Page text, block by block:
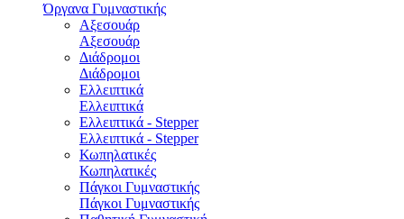
Όργανα Γυμναστικής
Αξεσουάρ
Αξεσουάρ
Διάδρομοι
Διάδρομοι
Ελλειπτικά
Ελλειπτικά
Ελλειπτικά - Stepper
Ελλειπτικά - Stepper
Κωπηλατικές
Κωπηλατικές
Πάγκοι Γυμναστικής
Πάγκοι Γυμναστικής